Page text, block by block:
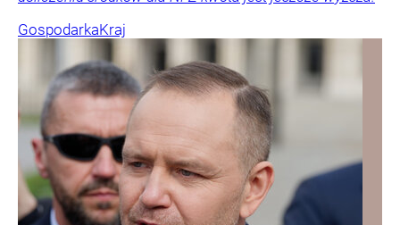
GospodarkaKraj